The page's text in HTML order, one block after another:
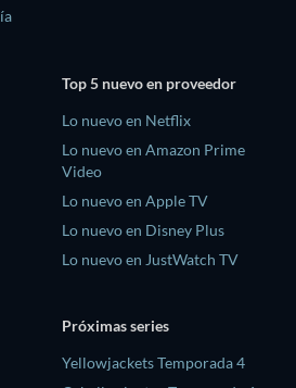
Top 5 nuevo en proveedor
Lo nuevo en Netflix
Lo nuevo en Amazon Prime
Video
Lo nuevo en Apple TV
Lo nuevo en Disney Plus
Lo nuevo en JustWatch TV
Próximas series
Yellowjackets Temporada 4